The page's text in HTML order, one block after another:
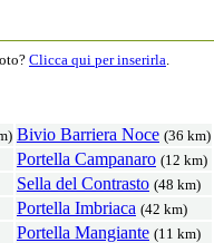
Clicca qui per inserirla.
Bivio Barriera Noce (36 km)
Portella Campanaro (12 km)
Sella del Contrasto (48 km)
Portella Imbriaca (42 km)
Portella Mangiante (11 km)